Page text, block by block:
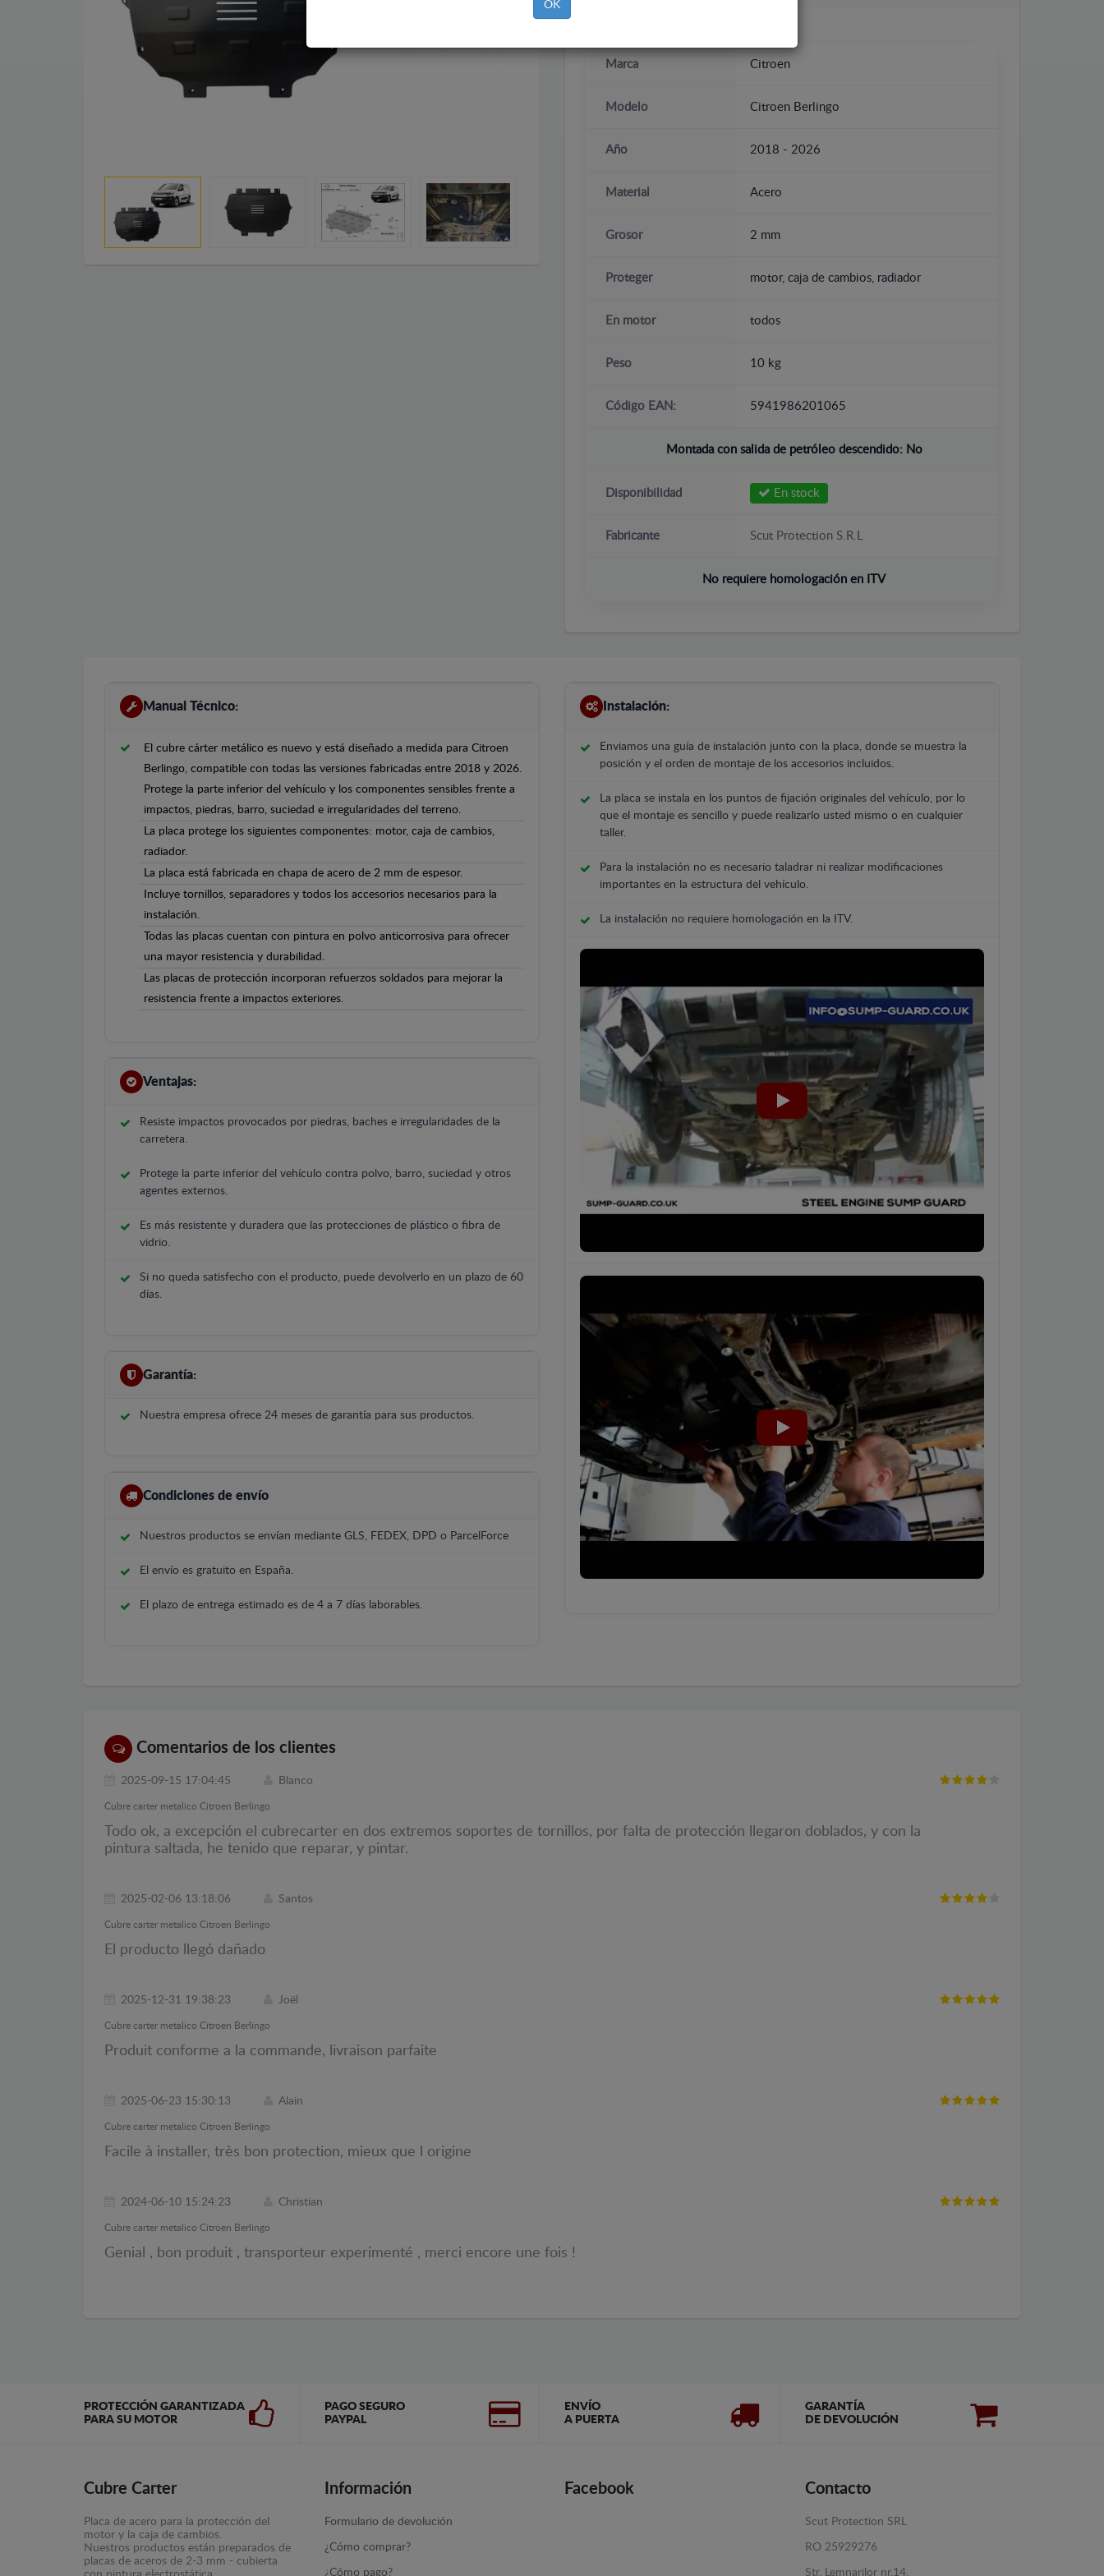
Marca Citroen
Modelo Citroen Berlingo
Año 2018 - 2026
Material Acero
Grosor 2 mm
Proteger motor, caja de cambios, radiador
En motor todos
Peso 10 kg
Código EAN: 5941986201065
Montada con salida de petróleo descendido: No
Disponibilidad En stock
Fabricante Scut Protection S.R.L
No requiere homologación en ITV
Manual Técnico:
El cubre cárter metálico es nuevo y está diseñado a medida para Citroen
Berlingo, compatible con todas las versiones fabricadas entre 2018 y 2026.
Protege la parte inferior del vehículo y los componentes sensibles frente a
impactos, piedras, barro, suciedad e irregularidades del terreno.
La placa protege los siguientes componentes: motor, caja de cambios,
radiador.
La placa está fabricada en chapa de acero de 2 mm de espesor.
Incluye tornillos, separadores y todos los accesorios necesarios para la
instalación.
Todas las placas cuentan con pintura en polvo anticorrosiva para ofrecer
una mayor resistencia y durabilidad.
Las placas de protección incorporan refuerzos soldados para mejorar la
resistencia frente a impactos exteriores.
Ventajas:
Resiste impactos provocados por piedras, baches e irregularidades de la
carretera.
Protege la parte inferior del vehículo contra polvo, barro, suciedad y otros
agentes externos.
Es más resistente y duradera que las protecciones de plástico o fibra de
vidrio.
Si no queda satisfecho con el producto, puede devolverlo en un plazo de 60
días.
Garantía:
Nuestra empresa ofrece 24 meses de garantía para sus productos.
Condiciones de envío
Nuestros productos se envían mediante GLS, FEDEX, DPD o ParcelForce
El envío es gratuito en España.
El plazo de entrega estimado es de 4 a 7 días laborables.
Instalación:
Enviamos una guía de instalación junto con la placa, donde se muestra la
posición y el orden de montaje de los accesorios incluidos.
La placa se instala en los puntos de fijación originales del vehículo, por lo
que el montaje es sencillo y puede realizarlo usted mismo o en cualquier
taller.
Para la instalación no es necesario taladrar ni realizar modificaciones
importantes en la estructura del vehículo.
La instalación no requiere homologación en la ITV.
Comentarios de los clientes
2025-09-15 17:04:45 Blanco
Cubre carter metalico Citroen Berlingo
Todo ok, a excepción el cubrecarter en dos extremos soportes de tornillos, por falta de protección llegaron doblados, y con la
pintura saltada, he tenido que reparar, y pintar.
2025-02-06 13:18:06 Santos
Cubre carter metalico Citroen Berlingo
El producto llegó dañado
2025-12-31 19:38:23 Joël
Cubre carter metalico Citroen Berlingo
Produit conforme a la commande, livraison parfaite
2025-06-23 15:30:13 Alain
Cubre carter metalico Citroen Berlingo
Facile à installer, très bon protection, mieux que l origine
2024-06-10 15:24:23 Christian
Cubre carter metalico Citroen Berlingo
Genial , bon produit , transporteur experimenté , merci encore une fois !
PROTECCIÓN GARANTIZADA
PARA SU MOTOR
PAGO SEGURO
PAYPAL
ENVÍO
A PUERTA
GARANTÍA
DE DEVOLUCIÓN
Cubre Carter
Placa de acero para la protección del
motor y la caja de cambios.
Nuestros productos están preparados de
placas de aceros de 2-3 mm - cubierta
Información
Formulario de devolución
¿Cómo comprar?
¿Cómo pago?
Facebook Contacto
Scut Protection SRL
RO 25929276
Str. Lemnarilor nr.14.
OK